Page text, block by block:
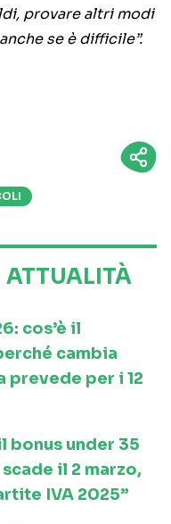
provare altri modi
se è difficile”.
ATTUALITÀ
cos’è il
cambia
prevede per i 12
bonus under 35
il 2 marzo,
IVA 2025”